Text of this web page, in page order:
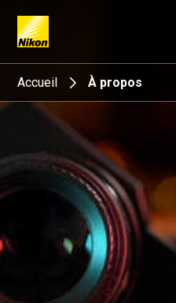
Search keyword(s)
Accueil À propos